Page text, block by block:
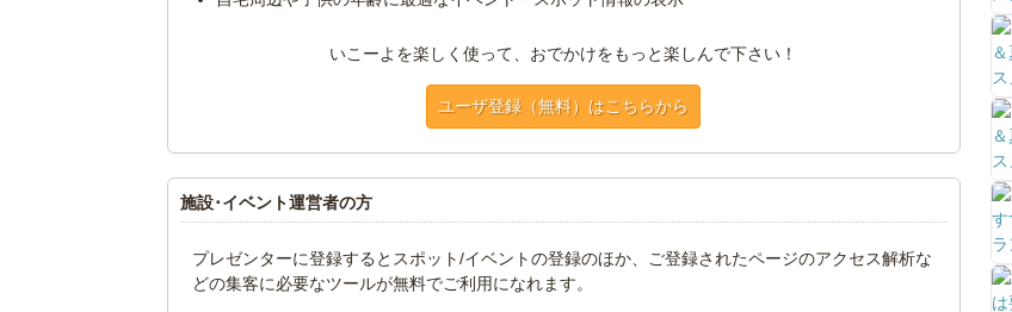
いこーよを楽しく使って、おでかけをもっと楽しんで下さい！
ユーザ登録（無料）はこちらから
施設･イベント運営者の方
プレゼンターに登録するとスポット/イベントの登録のほか、ご登録されたページのアクセス解析な
どの集客に必要なツールが無料でご利用になれます。